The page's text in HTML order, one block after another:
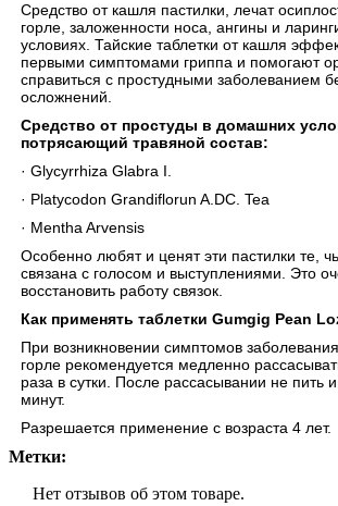
Средство от кашля пастилки, лечат
горле, заложенности носа, ангины и
условиях. Тайские таблетки от кашля
первыми симптомами гриппа и помогают
справиться с простудными заболеванием
осложнений.
Средство от простуды в домашних
потрясающий травяной состав:
· Glycyrrhiza Glabra I.
· Platycodon Grandiflorun A.DC. Tea
· Mentha Arvensis
Особенно любят и ценят эти пастилки те,
связана с голосом и выступлениями. Это
восстановить работу связок.
Как применять таблетки Gumgig Pean
При возникновении симптомов
горле рекомендуется медленно
раза в сутки. После рассасывании не пить
минут.
Разрешается применение с возраста 4 лет.
Метки:
Нет отзывов об этом товаре.